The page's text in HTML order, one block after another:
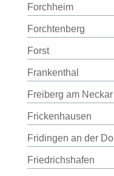
Forchheim
Forchtenberg
Forst
Frankenthal
Freiberg am Neckar
Frickenhausen
Fridingen an der
Friedrichshafen